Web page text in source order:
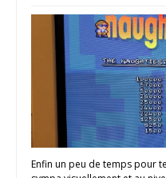
Enfin un peu de temps pour